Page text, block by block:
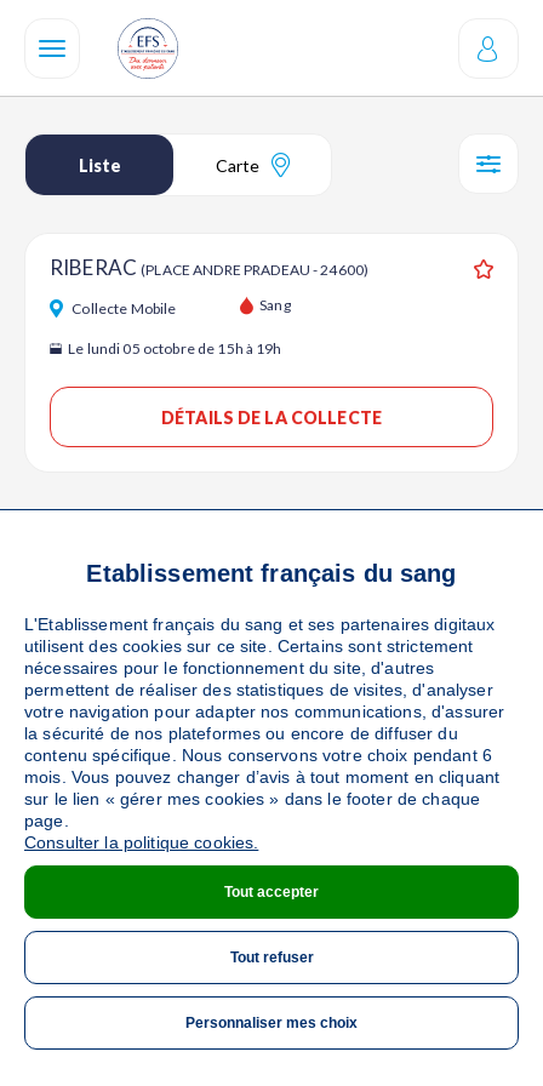
contenu
Liste Carte
ME
RIBERAC(PLACE ANDRE PRADEAU - 24600)
Collecte Mobile Sang
Le lundi 05 octobre de 15h à 19h
DÉTAILS DE LA COLLECTE
Etablissement français du sang
L'Etablissement français du sang et ses partenaires digitaux
utilisent des cookies sur ce site. Certains sont strictement
nécessaires pour le fonctionnement du site, d'autres
permettent de réaliser des statistiques de visites, d'analyser
votre navigation pour adapter nos communications, d'assurer
la sécurité de nos plateformes ou encore de diffuser du
contenu spécifique. Nous conservons votre choix pendant 6
mois. Vous pouvez changer d’avis à tout moment en cliquant
sur le lien « gérer mes cookies » dans le footer de chaque
page.
Consulter la politique cookies.
Tout accepter
Tout refuser
Personnaliser mes choix